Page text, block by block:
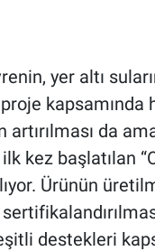
yer altı
kapsamında
artırılması da
kez başlatılan
Ürünün
destekleri